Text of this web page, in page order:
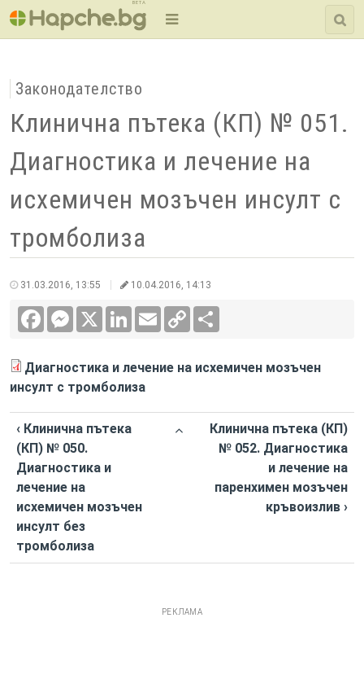
BETA
Законодателство
Клинична пътека (КП) № 051.
Диагностика и лечение на
исхемичен мозъчен инсулт с
тромболиза
31.03.2016, 13:55 10.04.2016, 14:13
FacebookMessenger LinkedInEmail
Copy
Link
Диагностика и лечение на исхемичен мозъчен
инсулт с тромболиза
‹ Клинична пътека
(КП) № 050.
Диагностика и
лечение на
исхемичен мозъчен
инсулт без
тромболиза
Клинична пътека (КП)
№ 052. Диагностика
и лечение на
паренхимен мозъчен
кръвоизлив ›
РЕКЛАМА